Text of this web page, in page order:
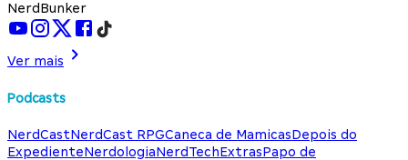
NerdBunker
Ver mais
Podcasts
NerdCastNerdCast RPGCaneca de MamicasDepois do
ExpedienteNerdologiaNerdTechExtrasPapo de